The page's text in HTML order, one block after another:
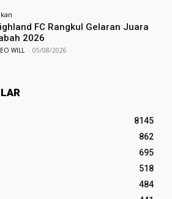
FC Rangkul Gelaran Juara
2026
WILL - 05/08/2026
8145
862
695
518
484